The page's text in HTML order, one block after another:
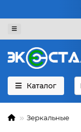
Каталог
Зеркальные